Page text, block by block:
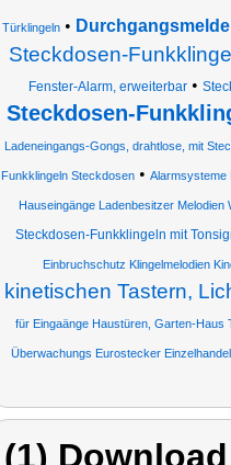
Türklingeln•
Steckdosen-
Fenster-Alarm, erweiterbar •
Steckdosen-
Ladeneingangs-Gongs, drahtlose, mit
Funkklingeln Steckdosen• Alarmsysteme
Hauseingänge Ladenbesitzer Melodien
Steckdosen-Funkklingeln mit
Einbruchschutz Klingelmelodien
kinetischen Tastern,
für Eingaänge Haustüren, Garten-Haus
Überwachungs Eurostecker
(1)